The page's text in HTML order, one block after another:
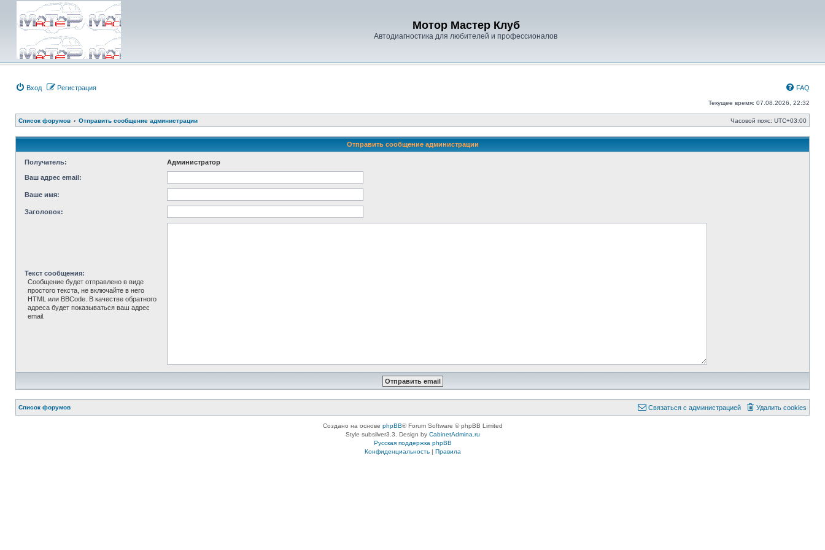
Мотор Мастер Клуб
Автодиагностика для любителей и профессионалов
Вход Регистрация FAQ
Текущее время: 07.08.2026, 22:32
Список форумов Отправить сообщение администрации Часовой пояс: UTC+03:00
Отправить сообщение администрации
Получатель: Администратор
Ваш адрес email:
Ваше имя:
Заголовок:
Текст сообщения:
Сообщение будет отправлено в виде
простого текста, не включайте в него
HTML или BBCode. В качестве обратного
адреса будет показываться ваш адрес
email.
Список форумов Удалить cookies
Связаться с администрацией
Создано на основе phpBB® Forum Software © phpBB Limited
Style subsilver3.3. Design by CabinetAdmina.ru
Русская поддержка phpBB
Конфиденциальность| Правила